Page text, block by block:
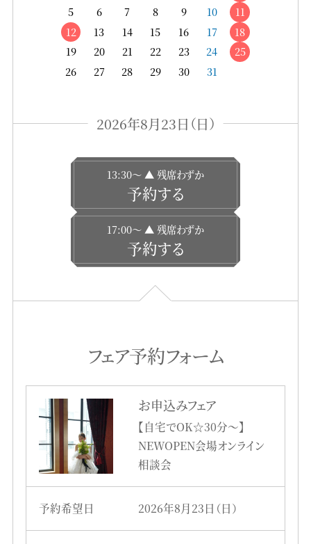
5
6 7 8 9 10
11
12
13 14 15 16 17
18
19
20 21 22 23 24
25
26
27 28 29 30 31
2026年8月23日（日）
13:30〜 ▲ 残席わずか
予約する
17:00〜 ▲ 残席わずか
予約する
フェア予約フォーム
お申込みフェア
【自宅でOK☆30分～】
NEWOPEN会場オンライン
相談会
予約希望日 2026年8月23日（日）